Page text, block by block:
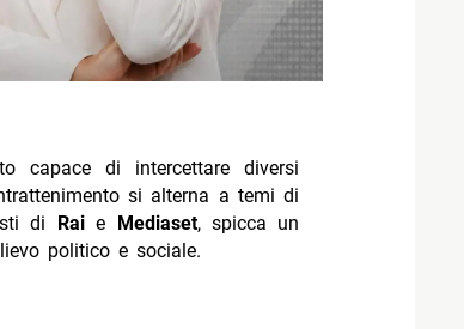
capace di intercettare diversi
si alterna a temi di
di Raie Mediaset, spicca un
politico e sociale.